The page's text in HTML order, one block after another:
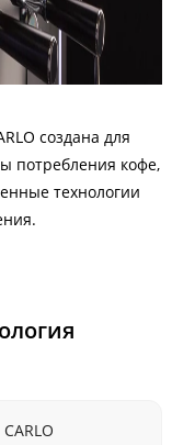
создана для
потребления кофе,
технологии